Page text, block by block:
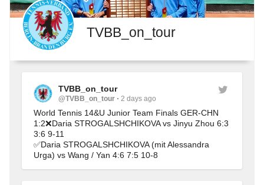
TVBB_on_tour
TVBB_on_tour
@TVBB_on_tour 2 days ago
World Tennis 14&U Junior Team Finals GER-CHN
1:2❌Daria STROGALSHCHIKOVA vs Jinyu Zhou 6:3
3:6 9-11
✅Daria STROGALSHCHIKOVA (mit Alessandra
Urga) vs Wang / Yan 4:6 7:5 10-8